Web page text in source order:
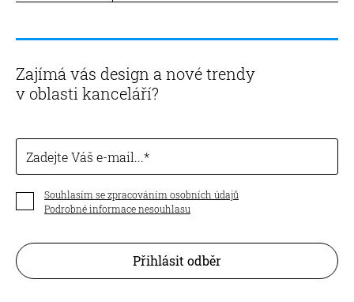
Zajímá vás design a nové trendy
v oblasti kanceláří?
Zadejte Váš e-mail...
Souhlasím se zpracováním osobních údajů
Podrobné informace nesouhlasu
Přihlásit odběr